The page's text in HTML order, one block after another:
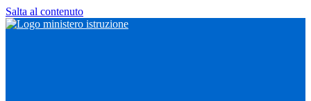
Salta al contenuto